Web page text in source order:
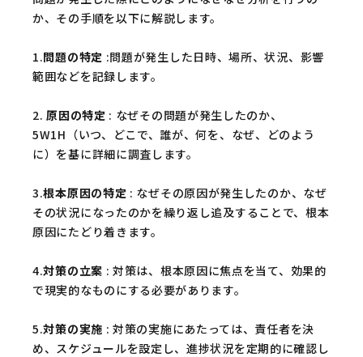
か、その手順を以下に解説します。
1.問題の特定 :問題が発生した日時、場所、状況、影響
範囲などを記録します。
2.原因の特定 : なぜその問題が発生したのか、
5W1H（いつ、どこで、誰が、何を、なぜ、どのよう
に）を基に詳細に調査します。
3.根本原因の特定 : なぜその原因が発生したのか、なぜ
その状況になったのかを繰り返し追及することで、根本
原因にたどり着きます。
4.対策の立案 : 対策は、根本原因に焦点を当て、効果的
で現実的なものにする必要があります。
5.対策の実施 : 対策の実施にあたっては、責任者を決
め、スケジュールを設定し、進捗状況を定期的に確認し